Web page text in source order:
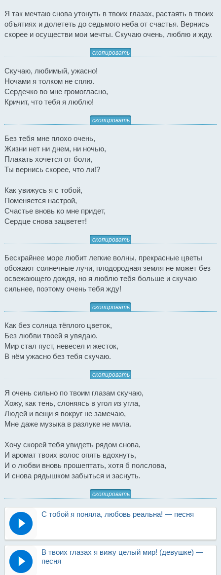
Я так мечтаю снова утонуть в твоих глазах, растаять в твоих
объятиях и долететь до седьмого неба от счастья. Вернись
скорее и осуществи мои мечты. Скучаю очень, люблю и жду.
скопировать
Скучаю, любимый, ужасно!
Ночами я толком не сплю.
Сердечко во мне громогласно,
Кричит, что тебя я люблю!
скопировать
Без тебя мне плохо очень,
Жизни нет ни днем, ни ночью,
Плакать хочется от боли,
Ты вернись скорее, что ли!?
Как увижусь я с тобой,
Поменяется настрой,
Счастье вновь ко мне придет,
Сердце снова зацветет!
скопировать
Бескрайнее море любит легкие волны, прекрасные цветы
обожают солнечные лучи, плодородная земля не может без
освежающего дождя, но я люблю тебя больше и скучаю
сильнее, поэтому очень тебя жду!
скопировать
Как без солнца тёплого цветок,
Без любви твоей я увядаю.
Мир стал пуст, невесел и жесток,
В нём ужасно без тебя скучаю.
скопировать
Я очень сильно по твоим глазам скучаю,
Хожу, как тень, слоняясь в угол из угла,
Людей и вещи я вокруг не замечаю,
Мне даже музыка в разлуке не мила.
Хочу скорей тебя увидеть рядом снова,
И аромат твоих волос опять вдохнуть,
И о любви вновь прошептать, хотя б полслова,
И снова рядышком забыться и заснуть.
скопировать
С тобой я поняла, любовь реальна! — песня
В твоих глазах я вижу целый мир! (девушке) —
песня